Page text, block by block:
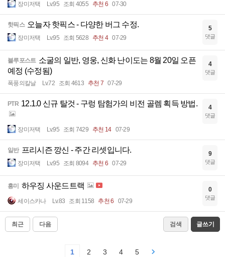
장미저택 Lv.95 조회 4055 추천 6 07-30
핫픽스 오늘자 핫픽스 - 다양한 버그 수정.
장미저택 Lv.95 조회 5628 추천 4 07-29
5
댓글
블루포스트 소굴의 일반, 영웅, 신화 난이도는 8월 20일 오픈
예정 (수정됨)
폭풍의칼날 Lv.72 조회 4613 추천 7 07-29
4
댓글
PTR 12.1.0 신규 탈것 - 구렁 탐험가의 비전 골렘 획득 방법.
장미저택 Lv.95 조회 7429 추천 14 07-29
4
댓글
일반 프리시즌 깡신 - 주간 리셋입니다.
장미저택 Lv.95 조회 8094 추천 6 07-29
9
댓글
흥미 하우징 사운드트랙
세이스카나 Lv.83 조회 1158 추천 6 07-29
0
댓글
최근 다음 검색 글쓰기
1 2 3 4 5